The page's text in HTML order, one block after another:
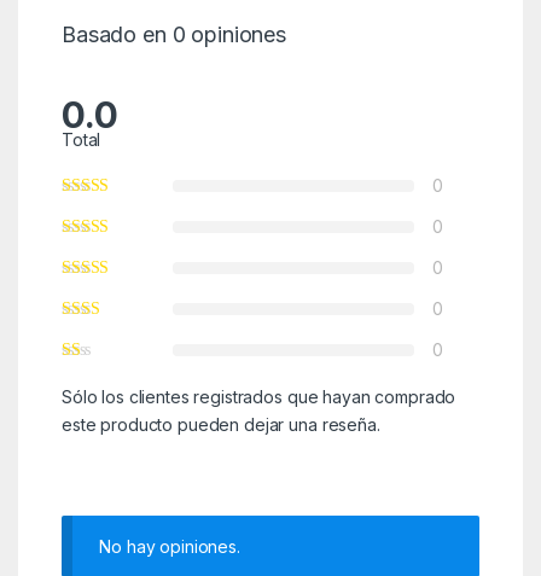
Basado en 0 opiniones
0.0
Total
0
0
0
0
0
Sólo los clientes registrados que hayan comprado
este producto pueden dejar una reseña.
No hay opiniones.